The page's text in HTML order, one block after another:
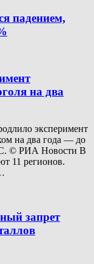
падением,
на два
эксперимент
на два года — до
© РИА Новости В
11 регионов.
запрет